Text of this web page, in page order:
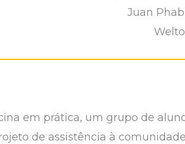
Juan
em prática, um grupo de
de assistência à